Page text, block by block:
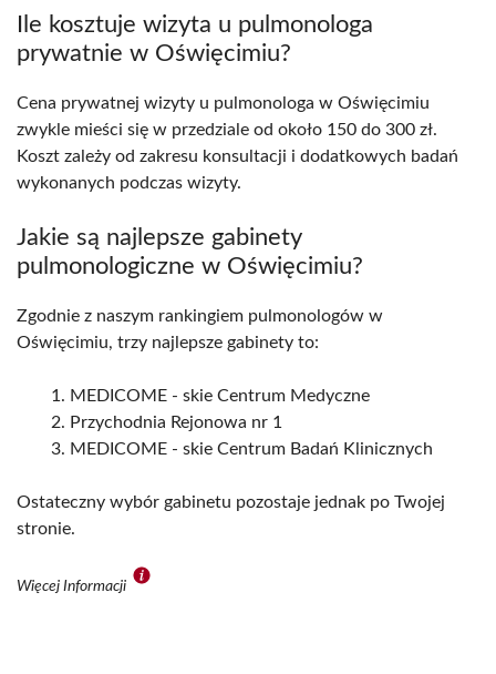
Ile kosztuje wizyta u pulmonologa
prywatnie w Oświęcimiu?
Cena prywatnej wizyty u pulmonologa w Oświęcimiu
zwykle mieści się w przedziale od około 150 do 300 zł.
Koszt zależy od zakresu konsultacji i dodatkowych badań
wykonanych podczas wizyty.
Jakie są najlepsze gabinety
pulmonologiczne w Oświęcimiu?
Zgodnie z naszym rankingiem pulmonologów w
Oświęcimiu, trzy najlepsze gabinety to:
MEDICOME - skie Centrum Medyczne
Przychodnia Rejonowa nr 1
MEDICOME - skie Centrum Badań Klinicznych
Ostateczny wybór gabinetu pozostaje jednak po Twojej
stronie.
Więcej Informacji